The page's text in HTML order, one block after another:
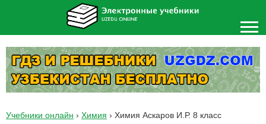
Учебники онлайн › Химия › Химия Аскаров И.Р. 8 класс